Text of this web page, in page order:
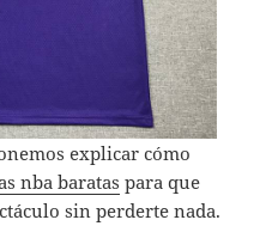
explicar cómo
nba baratas para que
sin perderte nada.